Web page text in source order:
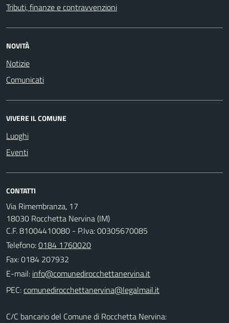
Tributi, finanze e contravvenzioni
NOVITÀ
Notizie
Comunicati
VIVERE IL COMUNE
Luoghi
Eventi
CONTATTI
Via Rimembranza, 17
18030 Rocchetta Nervina (IM)
C.F. 81004410080 - P.Iva: 00305670085
Telefono:0184 1760020
Fax: 0184 207932
E-mail:
PEC:
C/C bancario del Comune di Rocchetta Nervina: